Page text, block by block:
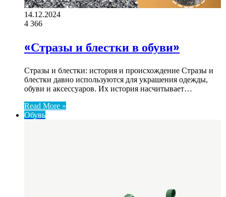
14.12.2024
4 366
«Стразы и блестки в обуви»
Стразы и блестки: история и происхождение Стразы и
блестки давно используются для украшения одежды,
обуви и аксессуаров. Их история насчитывает…
Read More »
Обувь